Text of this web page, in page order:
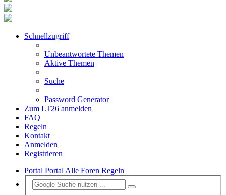
Schnellzugriff
Unbeantwortete Themen
Aktive Themen
Suche
Password Generator
Zum LT26 anmelden
FAQ
Regeln
Kontakt
Anmelden
Registrieren
Portal PortalAlle Foren Regeln